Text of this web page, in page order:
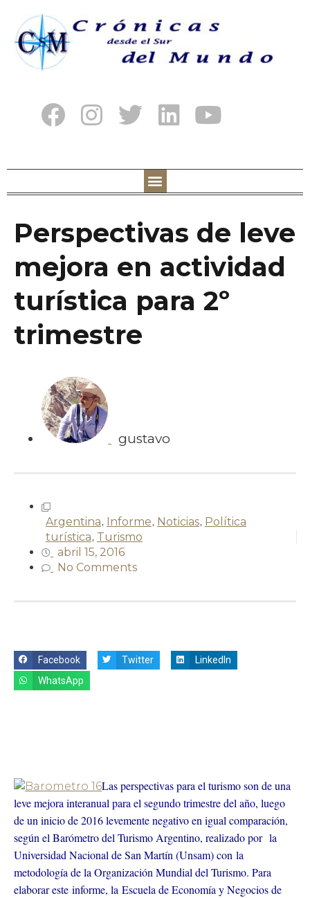
Perspectivas de leve
mejora en actividad
turística para 2º
trimestre
gustavo
Argentina, Informe, Noticias, Política
turística, Turismo
abril 15, 2016
No Comments
Facebook Twitter
LinkedIn
WhatsApp
Las perspectivas para el turismo son de una
leve mejora interanual para el segundo trimestre del año, luego
de un inicio de 2016 levemente negativo en igual comparación,
según el Barómetro del Turismo Argentino, realizado por la
Universidad Nacional de San Martín (Unsam) con la
metodología de la Organización Mundial del Turismo. Para
elaborar este informe, la Escuela de Economía y Negocios de